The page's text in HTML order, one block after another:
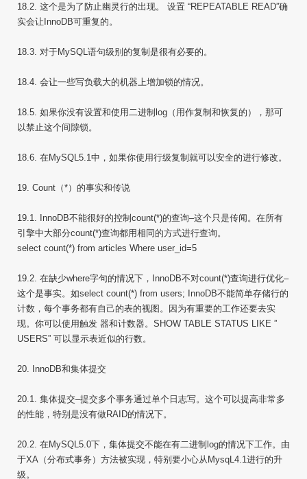
18.2. 这个是为了防止幽灵行的出现。 设置 “REPEATABLE READ”确
实会让InnoDB可重复的。
18.3. 对于MySQL语句级别的复制是很有必要的。
18.4. 会让一些写负载大的机器上增加锁的情况。
18.5. 如果你没有设置和使用二进制log（用作复制和恢复的），那可
以禁止这个间隙锁。
18.6. 在MySQL5.1中，如果你使用行级复制就可以安全的进行修改。
19. Count（*）的事实和传说
19.1. InnoDB不能很好的控制count(*)的查询–这个只是传闻。在所有
引擎中大部分count(*)查询都用相同的方式进行查询。
select count(*) from articles Where user_id=5
19.2. 在缺少where字句的情况下，InnoDB不对count(*)查询进行优化–
这个是事实。如select count(*) from users; InnoDB不能简单存储行的
计数，每个事务都有自己的表的视图。因为有重要的工作还要去实
现。你可以使用触发 器和计数器。SHOW TABLE STATUS LIKE ”
USERS” 可以显示表近似的行数。
20. InnoDB和集体提交
20.1. 集体提交–提交多个事务通过单个日志写。这个可以提高非常多
的性能，特别是没有做RAID的情况下。
20.2. 在MySQL5.0下，集体提交不能在有二进制log的情况下工作。由
于XA（分布式事务）方法被实现，特别要小心从MysqL4.1进行的升
级。